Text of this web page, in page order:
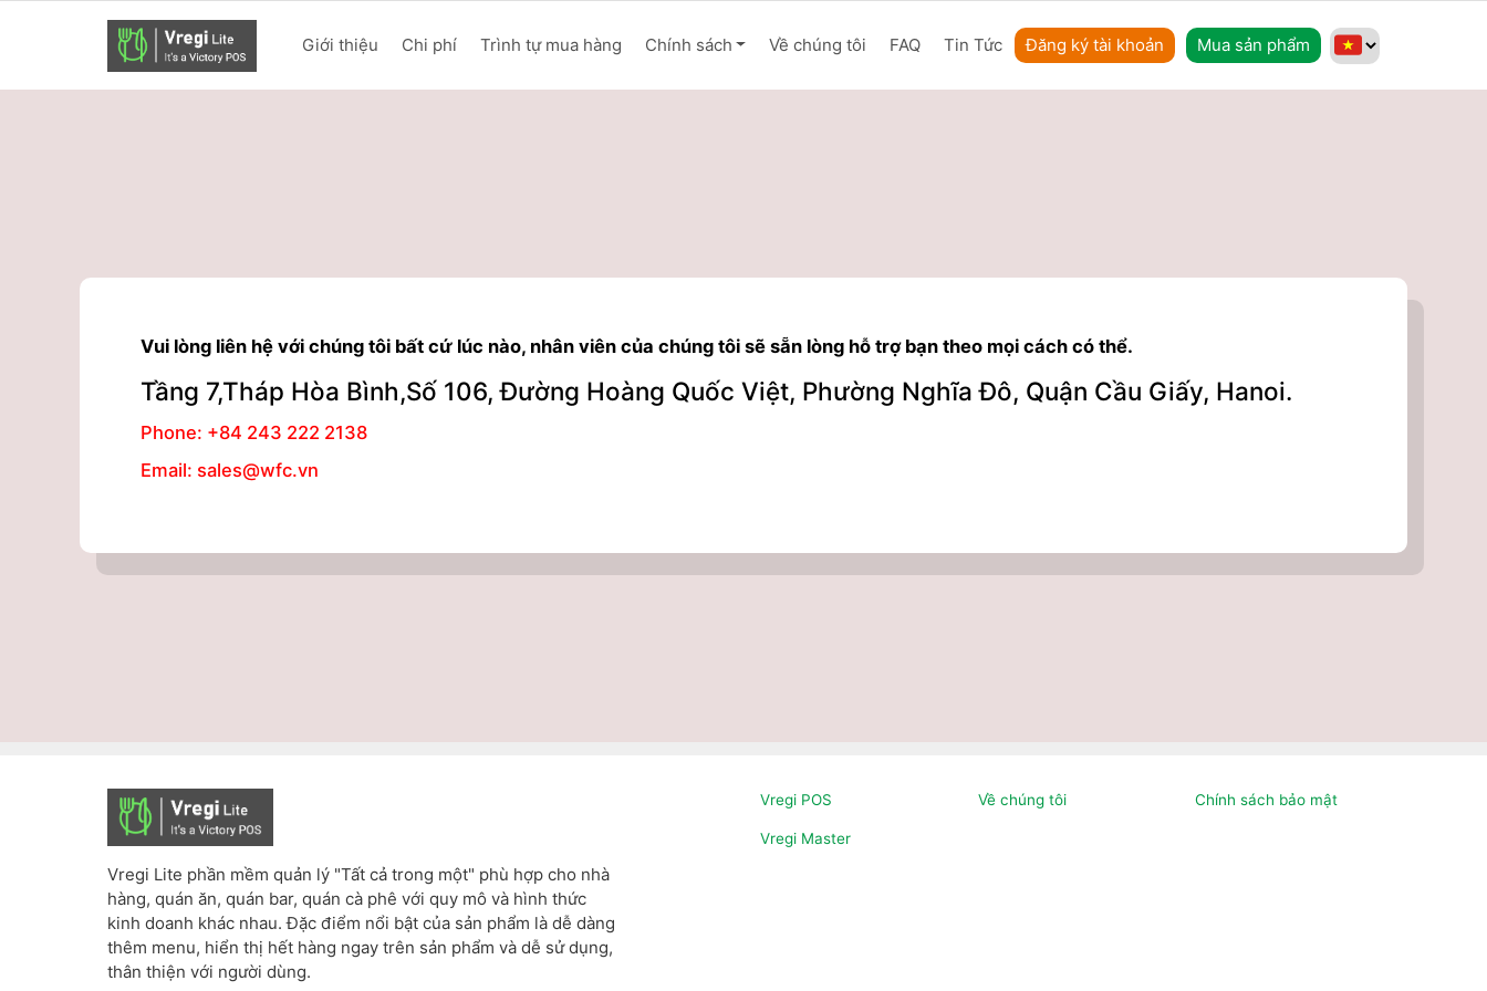
Giới thiệu Chi phí Trình tự mua hàng Chính sách Về chúng tôi FAQ Tin Tức Đăng ký tài khoản Mua sản phẩm
Vui lòng liên hệ với chúng tôi bất cứ lúc nào, nhân viên của chúng tôi sẽ sẵn lòng hỗ trợ bạn theo mọi cách có thể.
Tầng 7,Tháp Hòa Bình,Số 106, Đường Hoàng Quốc Việt, Phường Nghĩa Đô, Quận Cầu Giấy, Hanoi.
Phone: +84 243 222 2138
Email: sales@wfc.vn
Vregi Lite phần mềm quản lý "Tất cả trong một" phù hợp cho nhà
hàng, quán ăn, quán bar, quán cà phê với quy mô và hình thức
kinh doanh khác nhau. Đặc điểm nổi bật của sản phẩm là dễ dàng
thêm menu, hiển thị hết hàng ngay trên sản phẩm và dễ sử dụng,
thân thiện với người dùng.
Vregi POS
Vregi Master
Về chúng tôi Chính sách bảo mật